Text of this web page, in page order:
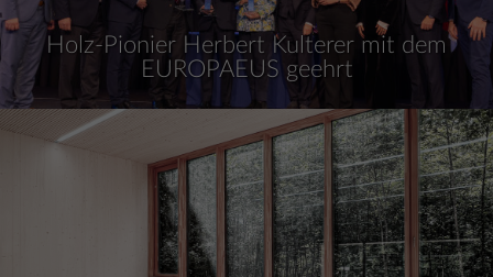
Holz-Pionier Herbert Kulterer mit dem
EUROPAEUS geehrt